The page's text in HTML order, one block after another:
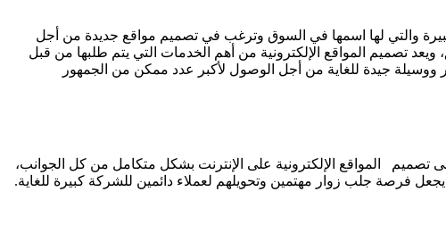
والتي لها اسمها في السوق وترغب في تصميم مواقع جديدة من أجل
تصميم المواقع الإلكترونية من أهم الخدمات التي يتم طلبها من قبل
جيدة للغاية من أجل الوصول لأكبر عدد ممكن من الجمهور
تصميم المواقع الإلكترونية على الإنترنت بشكل متكامل من كل الجوانب،
فرصة جلب زوار مهتمين وتحويلهم لعملاء دائمين للشركة كبيرة للغاية.